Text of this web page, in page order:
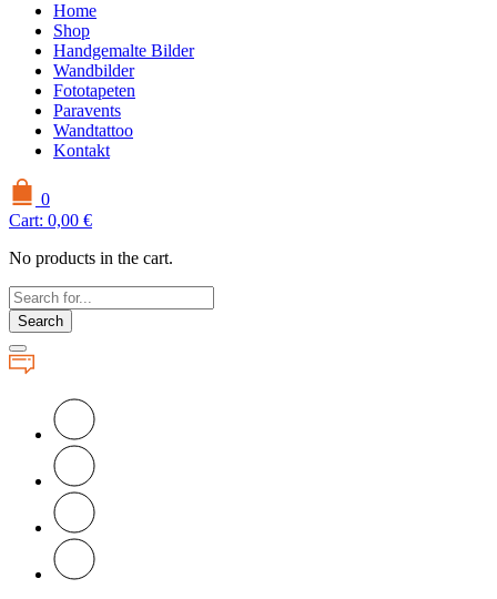
Home
Shop
Handgemalte Bilder
Wandbilder
Fototapeten
Paravents
Wandtattoo
Kontakt
0
Cart: 0,00 €
No products in the cart.
Search